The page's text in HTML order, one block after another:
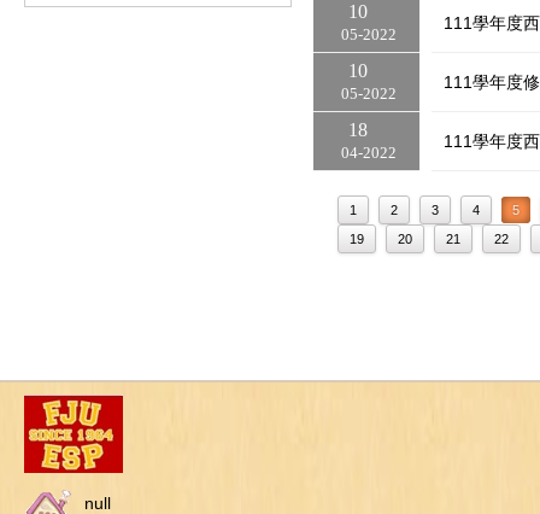
05 2022
10
111學年度
05 2022
10
111學年度
04 2022
18
111學年度
1 2 3 4
5
19
20 21 22
null